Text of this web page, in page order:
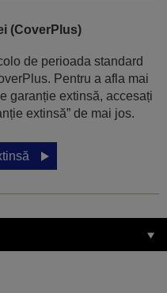
(CoverPlus)
de perioada standard
Pentru a afla mai
garanție extinsă, accesați
extinsă” de mai jos.